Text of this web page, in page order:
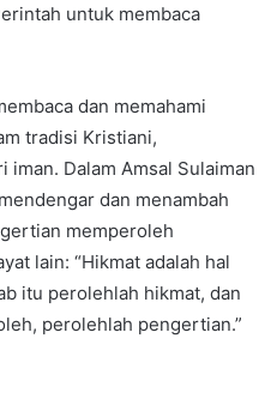
untuk membaca
dan memahami
tradisi Kristiani,
iman. Dalam Amsal Sulaiman
dan menambah
memperoleh
lain: “Hikmat adalah hal
itu perolehlah hikmat, dan
perolehlah pengertian.”